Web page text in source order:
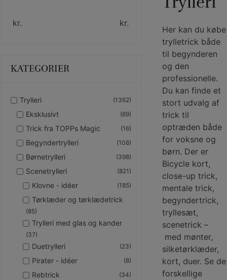
Her kan du købe
trylletrick både
til begynderen
og den
professionelle.
Du kan finde et
stort udvalg af
trick til
optræden både
for voksne og
børn. Der er
Bicycle kort,
close-up trick,
mentale trick,
begyndertrick,
tryllesæt,
scenetrick –
med mønter,
silketørklæder,
kort, duer. Se de
forskellige
kr. kr.
KATEGORIER
Trylleri (1362)
Eksklusivt (69)
Trick fra TOPPs Magic (16)
Begyndertrylleri (108)
Børnetrylleri (398)
Scenetrylleri (821)
Klovne - idéer (185)
Tørklæder og tørklædetrick
(85)
Trylleri med glas og kander
(37)
Duetrylleri (23)
Pirater - idéer (8)
Rebtrick (34)